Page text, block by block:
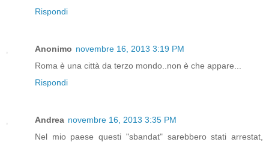
Rispondi
Anonimo novembre 16, 2013 3:19 PM
Roma è una città da terzo mondo..non è che appare...
Rispondi
Andrea novembre 16, 2013 3:35 PM
Nel mio paese questi "sbandat" sarebbero stati arrestat,